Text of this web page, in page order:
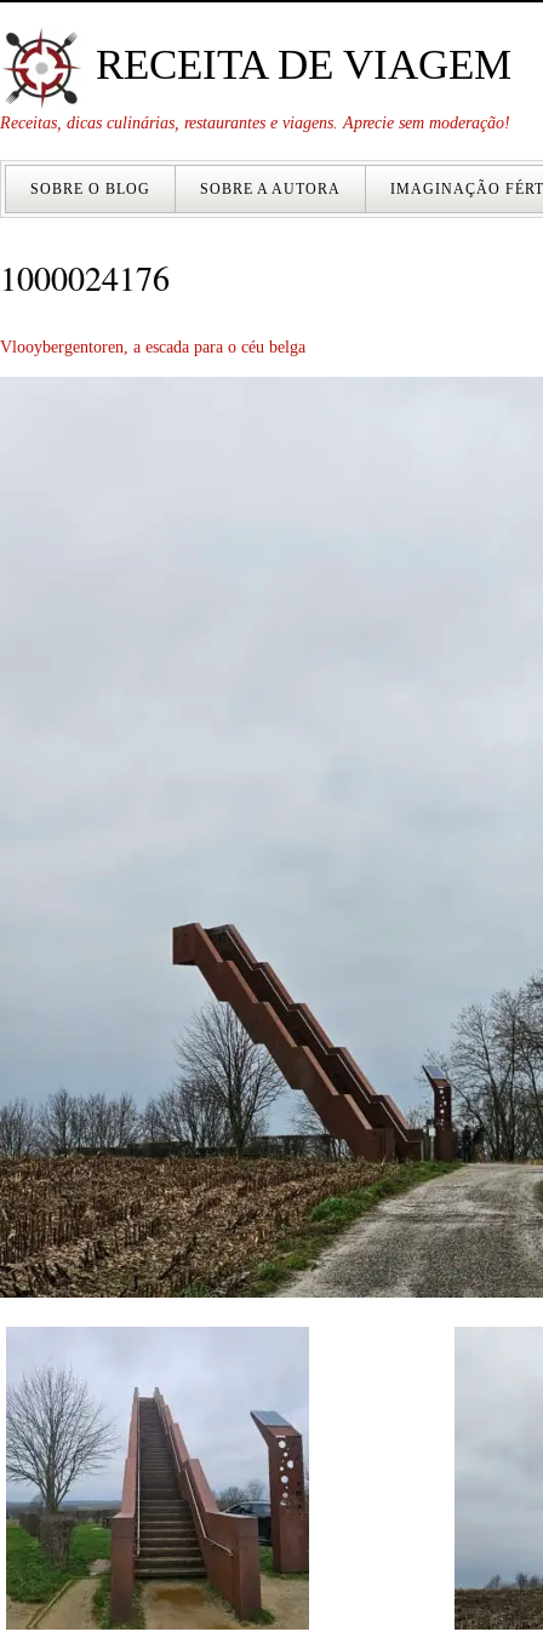
RECEITA DE VIAGEM
Receitas, dicas culinárias, restaurantes e viagens. Aprecie sem moderação!
SOBRE O BLOG SOBRE A AUTORA IMAGINAÇÃO
1000024176
Vlooybergentoren, a escada para o céu belga